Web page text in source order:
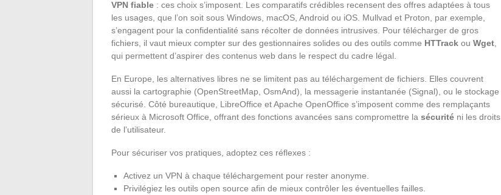
VPN fiable : ces choix s’imposent. Les comparatifs crédibles recensent des offres adaptées à tous
les usages, que l’on soit sous Windows, macOS, Android ou iOS. Mullvad et Proton, par exemple,
s’engagent pour la confidentialité sans récolter de données intrusives. Pour télécharger de gros
fichiers, il vaut mieux compter sur des gestionnaires solides ou des outils comme HTTrack ou Wget
qui permettent d’aspirer des contenus web dans le respect du cadre légal.
En Europe, les alternatives libres ne se limitent pas au téléchargement de fichiers. Elles couvrent
aussi la cartographie (OpenStreetMap, OsmAnd), la messagerie instantanée (Signal), ou le stockage
sécurisé. Côté bureautique, LibreOffice et Apache OpenOffice s’imposent comme des remplaçants
sérieux à Microsoft Office, offrant des fonctions avancées sans compromettre la sécurité ni les droits
de l’utilisateur.
Pour sécuriser vos pratiques, adoptez ces réflexes :
Activez un VPN à chaque téléchargement pour rester anonyme.
Privilégiez les outils open source afin de mieux contrôler les éventuelles failles.